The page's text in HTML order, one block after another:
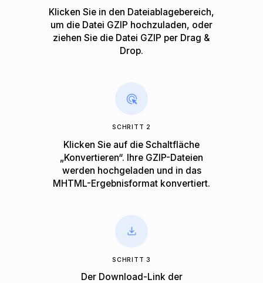
Klicken Sie in den Dateiablagebereich,
um die Datei GZIP hochzuladen, oder
ziehen Sie die Datei GZIP per Drag &
Drop.
SCHRITT 2
Klicken Sie auf die Schaltfläche
„Konvertieren“. Ihre GZIP-Dateien
werden hochgeladen und in das
MHTML-Ergebnisformat konvertiert.
SCHRITT 3
Der Download-Link der